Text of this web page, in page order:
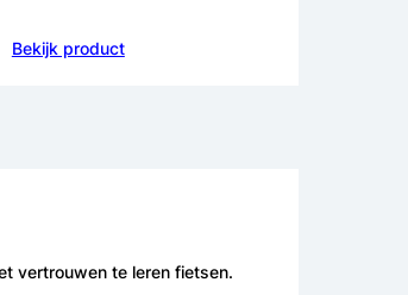
Bekijk product
vertrouwen te leren fietsen.